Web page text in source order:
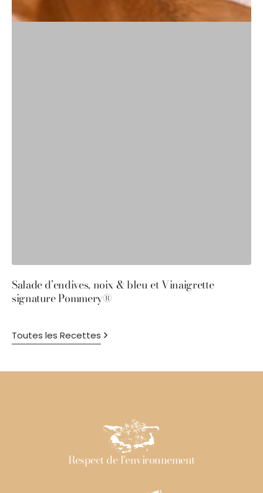
Toutes les Recettes
Salade d’endives, noix & bleu et Vinaigrette
signature Pommery®
Respect de l'environnement